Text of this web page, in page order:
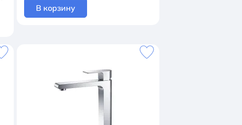
В корзину